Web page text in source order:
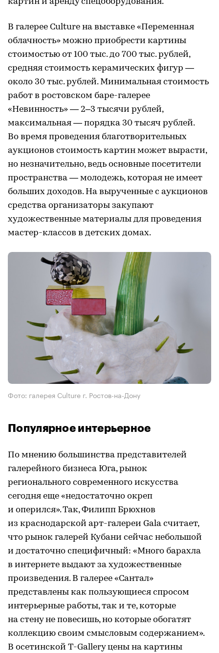
В галерее Culture на выставке «Переменная
облачность» можно приобрести картины
стоимостью от 100 тыс. до 700 тыс. рублей,
средняя стоимость керамических фигур —
около 30 тыс. рублей. Минимальная стоимость
работ в ростовском баре-галерее
«Невинность» — 2–3 тысячи рублей,
максимальная — порядка 30 тысяч рублей.
Во время проведения благотворительных
аукционов стоимость картин может вырасти,
но незначительно, ведь основные посетители
пространства — молодежь, которая не имеет
больших доходов. На вырученные с аукционов
средства организаторы закупают
художественные материалы для проведения
мастер-классов в детских домах.
Фото: галерея Culture г. Ростов-на-Дону
Популярное интерьерное
По мнению большинства представителей
галерейного бизнеса Юга, рынок
регионального современного искусства
сегодня еще «недостаточно окреп
и оперился». Так, Филипп Брюхнов
из краснодарской арт-галереи Gala считает,
что рынок галерей Кубани сейчас небольшой
и достаточно специфичный: «Много барахла
в интернете выдают за художественные
произведения. В галерее «Сантал»
представлены как пользующиеся спросом
интерьерные работы, так и те, которые
на стену не повесишь, но которые обогатят
коллекцию своим смысловым содержанием».
В осетинской T-Gallery цены на картины